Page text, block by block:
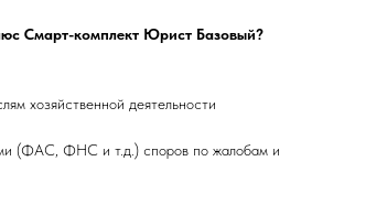
Смарт-комплект Юрист Базовый?
хозяйственной деятельности
(ФАС, ФНС и т.д.) споров по жалобам и